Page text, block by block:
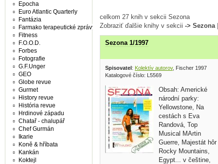
celkom 27 knih v sekcii Sezona
Zobraziť ďalšie knihy v sekcii -> Sezona
Sezona 1/1997
Spisovatel: Kolektív autorov, Fischer 1997
Katalogové číslo: L5569
Obsah: Americké
národní parky:
Yellowstone, Na
cestách s Eva
Randová, Top
Musical MArtin
Guerre, Majestát hôr
Rocky Mountains,
Egypt... v češtine,
Epocha
Euro Atlantic Quarterly
Fantázia
Farmako terapeutické zprávy
Fitness
F.O.O.D.
Forbes
Fotografie
G.F.Unger
GEO
Globe revue
Gurmet
History revue
História revue
Hrdinové západu
Chatař - chalupář
Chef Gurmán
Ikarie
Koně & hříbata
Kankán
Koktejl